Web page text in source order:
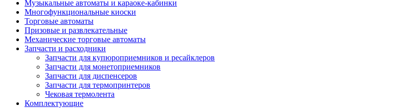
Музыкальные автоматы и караоке-кабинки
Многофункциональные киоски
Торговые автоматы
Призовые и развлекательные
Механические торговые автоматы
Запчасти и расходники
Запчасти для купюроприемников и ресайклеров
Запчасти для монетоприемников
Запчасти для диспенсеров
Запчасти для термопринтеров
Чековая термолента
Комплектующие